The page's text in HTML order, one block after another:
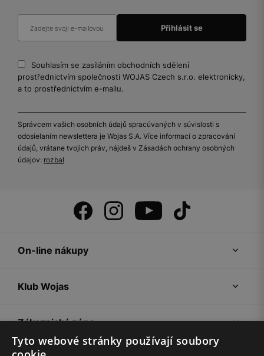
Souhlasím se zasíláním obchodních sdělení
prostřednictvím společnosti WOJAS Czech s.r.o. elektronicky,
a to prostřednictvím e-mailu.
Správcem vašich osobních údajů spracúvaných v súvislosti s
odosielaním newslettera je Wojas S.A. Více informací o zpracování
údajů, vrátane tvojich práv, nájdeš v Zásadách ochrany osobných
údajov: rozbal
On-line nákupy
Klub Wojas
Zákaznická zóna
Tyto webové stránky používají soubory